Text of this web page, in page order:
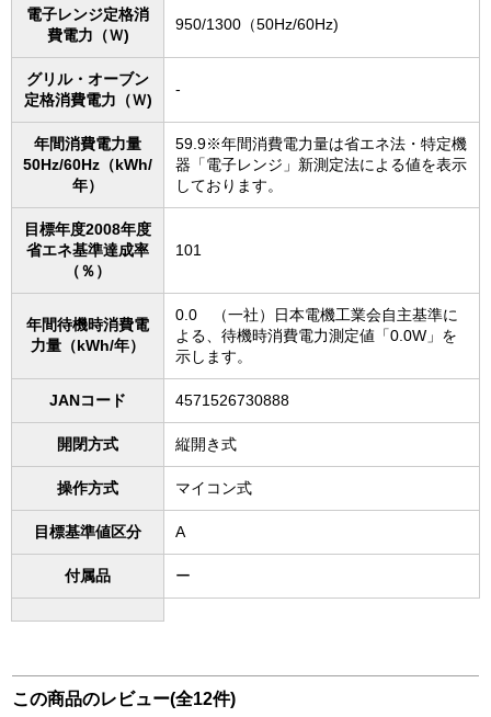
電子レンジ定格消
費電力（Ｗ)
950/1300（50Hz/60Hz)
グリル・オーブン
定格消費電力（Ｗ)
-
年間消費電力量
50Hz/60Hz（kWh/
年）
59.9※年間消費電力量は省エネ法・特定機
器「電子レンジ」新測定法による値を表示
しております。
目標年度2008年度
省エネ基準達成率
（％）
101
年間待機時消費電
力量（kWh/年）
0.0 （一社）日本電機工業会自主基準に
よる、待機時消費電力測定値「0.0W」を
示します。
JANコード 4571526730888
開閉方式 縦開き式
操作方式 マイコン式
目標基準値区分 A
付属品 ー
この商品のレビュー(全12件)